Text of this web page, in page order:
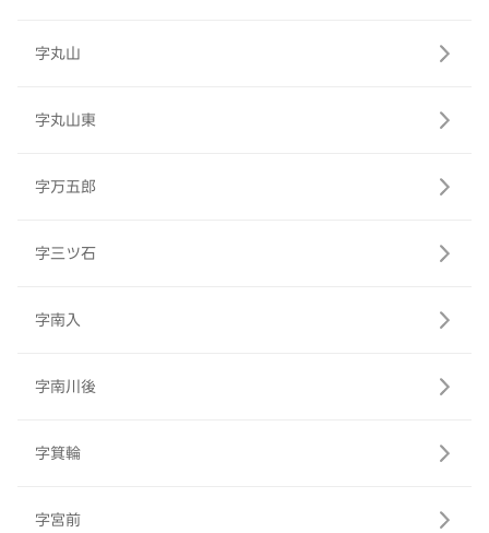
字丸山
字丸山東
字万五郎
字三ツ石
字南入
字南川後
字箕輪
字宮前